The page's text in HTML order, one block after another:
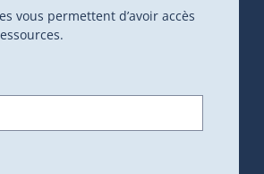
vous permettent d’avoir accès